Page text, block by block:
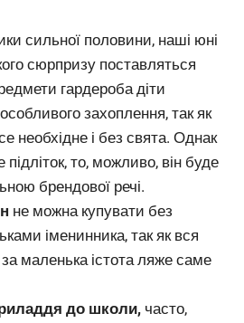
сильної половини, наші юні
сюрпризу поставляться
гардероба діти
захоплення, так як
необхідне і без свята. Однак
то, можливо, він буде
брендової речі.
не можна купувати без
іменинника, так як вся
за маленька істота ляже саме
до школи, часто,